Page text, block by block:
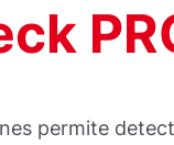
permite